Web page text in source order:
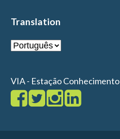
Translation
VIA - Estação Conhecimento